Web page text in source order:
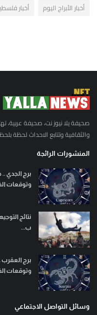
أخبار الأبراج اليوم
أخبار
صحيفة يلا نيوز نت، صحيفة عربية،
والثقافية وتتابع الاحداث لحظة
المنشورات الرائجة
وتوقعات
ب...
وتوقعات
وسائل التواصل الاجتماعي